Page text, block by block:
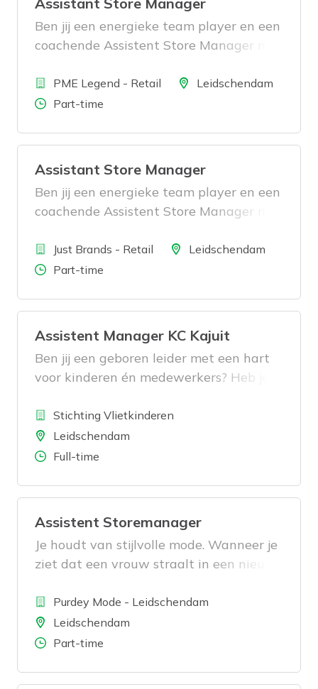
Ben jij een energieke team player en een
coachende Assistent Store Manager met
BedrijfPME Legend - Retail LocatieLeidschendam
Aantal uren
Part-time
Assistant Store Manager
Ben jij een energieke team player en een
coachende Assistent Store Manager met
BedrijfJust Brands - Retail LocatieLeidschendam
Aantal uren
Part-time
Assistent Manager KC Kajuit
Ben jij een geboren leider met een hart
voor kinderen én medewerkers? Heb je
van zaken en weet je hoe je een team
motiveert en meeneemt in een
dynamische omgeving? Dan is deze
BedrijfStichting Vlietkinderen
LocatieLeidschendam
Aantal uren
Full-time
Assistent Storemanager
Je houdt van stijlvolle mode. Wanneer je
ziet dat een vrouw straalt in een nieuwe
oprecht blij. Als ze terugkomt en
herkenning vindt, weet je dat het goed
zit. Jij bent assistent storemanager bij
BedrijfPurdey Mode - Leidschendam
LocatieLeidschendam
Aantal uren
Part-time